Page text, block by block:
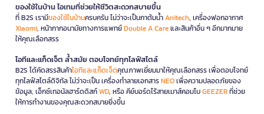
ของใช้ในบ้าน ไอเทมที่ช่วยให้ชีวิตสะดวกสบายขึ้น
ที่ B2S เรามีของใช้ในบ้านครบครัน ไม่ว่าจะเป็นกาต้มน้ำAnitech, เครื่องฟอกอากาศ
Xiaomi, หน้ากากอนามัยทางการแพทย์Double A Careและสินค้าอื่น ๆ อีกมากมาย
ให้คุณเลือกสรร
ไอทีและแก็ดเจ็ต ล้ำสมัย ตอบโจทย์ทุกไลฟ์สไตล์
B2S ได้คัดสรรสินค้าไอทีและแก็ดเจ็ตคุณภาพเยี่ยมมาให้คุณเลือกสรร เพื่อตอบโจทย์
ทุกไลฟ์สไตล์ดิจิทัล ไม่ว่าจะเป็น เครื่องทำลายเอกสารNEOเพื่อความปลอดภัยของ
ข้อมูล, เอ็กซ์เทอนัลฮาร์ดดิสก์WD, หรือ คีย์บอร์ดไร้สายเมาส์คอมโบGEEZERที่ช่วย
ให้การทำงานของคุณสะดวกสบายยิ่งขึ้น